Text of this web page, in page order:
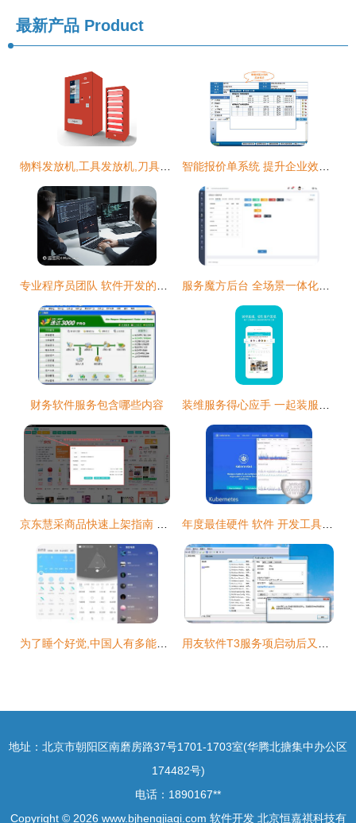
最新产品 Product
物料发放机,工具发放机,刀具发放机,数控刀具发放机,磨具发放机 智能报价单系统 提升企业效率的数字化利器
专业程序员团队 软件开发的坚实基石 服务魔方后台 全场景一体化软件服务界面的交互与视觉设计
财务软件服务包含哪些内容 装维服务得心应手 一起装服务版App下载与操作指南
京东慧采商品快速上架指南 高效软件工具与策略 年度最佳硬件 软件 开发工具和云服务
为了睡个好觉,中国人有多能折腾 用友软件T3服务项启动后又停止的详细解决方法
地址：北京市朝阳区南磨房路37号1701-1703室(华腾北搪集中办公区
174482号)
电话：1890167**
Copyright © 2026 www.bjhengjiaqi.com 软件开发 北京恒嘉祺科技有